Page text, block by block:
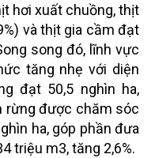
hơi xuất chuồng, thịt
và thịt gia cầm đạt
song đó, lĩnh vực
tăng nhẹ với diện
đạt 50,5 nghìn ha,
rừng được chăm sóc
ha, góp phần đưa
triệu m3, tăng 2,6%.